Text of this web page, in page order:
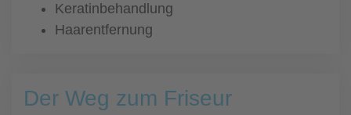
Keratinbehandlung
Haarentfernung
Der Weg zum Friseur